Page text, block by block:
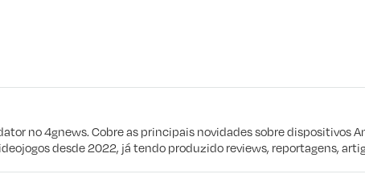
procurono 4gnews. Cobre as principais novidades sobre dispositivos
desde 2022, já tendo produzido reviews, reportagens,